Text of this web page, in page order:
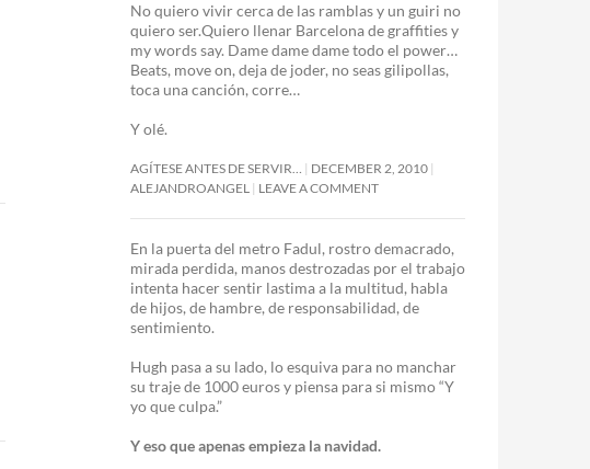
No quiero vivir cerca de las ramblas y un guiri no
quiero ser.Quiero llenar Barcelona de graffities y
my words say. Dame dame dame todo el power…
Beats, move on, deja de joder, no seas gilipollas,
toca una canción, corre…
Y olé.
AGÍTESE ANTES DE SERVIR…
DECEMBER 2, 2010
ALEJANDROANGEL LEAVE A COMMENT
En la puerta del metro Fadul, rostro demacrado,
mirada perdida, manos destrozadas por el trabajo
intenta hacer sentir lastima a la multitud, habla
de hijos, de hambre, de responsabilidad, de
sentimiento.
Hugh pasa a su lado, lo esquiva para no manchar
su traje de 1000 euros y piensa para si mismo “Y
yo que culpa.”
Y eso que apenas empieza la navidad.